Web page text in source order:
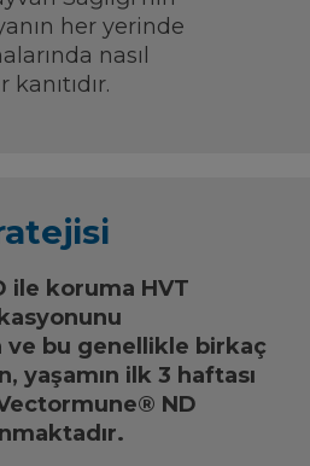
her yerinde
nasıl
ile koruma HVT
bu genellikle birkaç
yaşamın ilk 3 haftası
ND